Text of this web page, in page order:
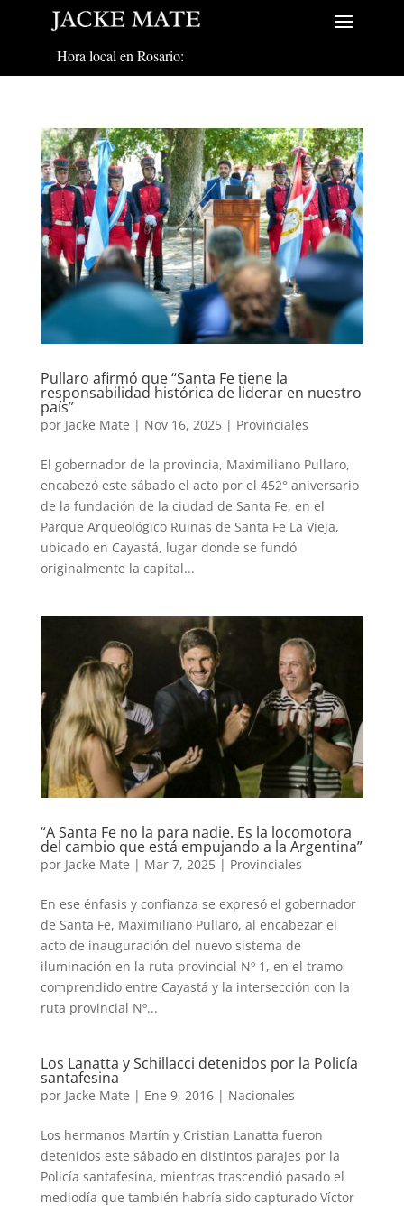
Hora local en Rosario:
Pullaro afirmó que “Santa Fe tiene la
responsabilidad histórica de liderar en nuestro
país”
por Jacke Mate | Nov 16, 2025| Provinciales
El gobernador de la provincia, Maximiliano Pullaro,
encabezó este sábado el acto por el 452° aniversario
de la fundación de la ciudad de Santa Fe, en el
Parque Arqueológico Ruinas de Santa Fe La Vieja,
ubicado en Cayastá, lugar donde se fundó
originalmente la capital...
“A Santa Fe no la para nadie. Es la locomotora
del cambio que está empujando a la Argentina”
por Jacke Mate | Mar 7, 2025| Provinciales
En ese énfasis y confianza se expresó el gobernador
de Santa Fe, Maximiliano Pullaro, al encabezar el
acto de inauguración del nuevo sistema de
iluminación en la ruta provincial Nº 1, en el tramo
comprendido entre Cayastá y la intersección con la
ruta provincial Nº...
Los Lanatta y Schillacci detenidos por la Policía
santafesina
por Jacke Mate | Ene 9, 2016| Nacionales
Los hermanos Martín y Cristian Lanatta fueron
detenidos este sábado en distintos parajes por la
Policía santafesina, mientras trascendió pasado el
mediodía que también habría sido capturado Víctor